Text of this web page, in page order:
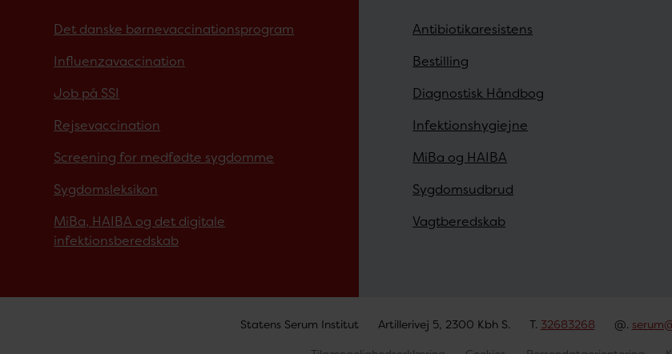
Det danske børnevaccinationsprogram
Influenzavaccination
Job på SSI
Rejsevaccination
Screening for medfødte sygdomme
Sygdomsleksikon
MiBa, HAIBA og det digitale
infektionsberedskab
Antibiotikaresistens
Bestilling
Diagnostisk Håndbog
Infektionshygiejne
MiBa og HAIBA
Sygdomsudbrud
Vagtberedskab
Statens Serum Institut Artillerivej 5, 2300 Kbh S. T. 32683268 @.